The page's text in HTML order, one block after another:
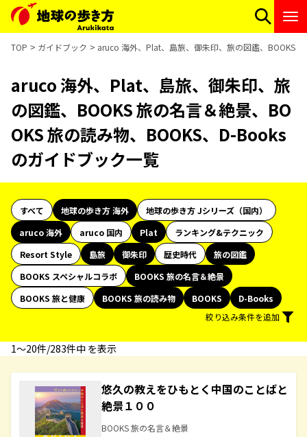
TOP ガイドブック aruco 海外、Plat、島旅、御朱印、旅の図鑑、BOOKS
aruco 海外、Plat、島旅、御朱印、旅
の図鑑、BOOKS 旅の名言＆絶景、BO
OKS 旅の読み物、BOOKS、D-Books
のガイドブック一覧
すべて 地球の歩き方 海外
地球の歩き方 Jシリーズ（国内）
aruco 海外
aruco 国内 Plat
ランキング&テクニック
Resort Style
島旅 御朱印 歴史時代
旅の図鑑
BOOKS スペシャルコラボ
BOOKS 旅の名言＆絶景
BOOKS 旅と健康
BOOKS 旅の読み物 BOOKS
D-Books
絞り込み条件を追加
1〜20件/283件中 を表示
悠久の教えをひもとく中国のことばと
絶景１００
BOOKS 旅の名言＆絶景